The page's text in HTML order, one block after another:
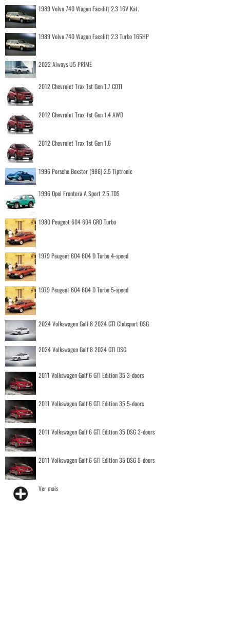
1989 Volvo 740 Wagon Facelift 2.3 16V Kat.
1989 Volvo 740 Wagon Facelift 2.3 Turbo 165HP
2022 Aiways U5 PRIME
2012 Chevrolet Trax 1st Gen 1.7 CDTI
2012 Chevrolet Trax 1st Gen 1.4 AWD
2012 Chevrolet Trax 1st Gen 1.6
1996 Porsche Boxster (986) 2.5 Tiptronic
1996 Opel Frontera A Sport 2.5 TDS
1980 Peugeot 604 604 GRD Turbo
1979 Peugeot 604 604 D Turbo 4-speed
1979 Peugeot 604 604 D Turbo 5-speed
2024 Volkswagen Golf 8 2024 GTI Clubsport DSG
2024 Volkswagen Golf 8 2024 GTI DSG
2011 Volkswagen Golf 6 GTI Edition 35 3-doors
2011 Volkswagen Golf 6 GTI Edition 35 5-doors
2011 Volkswagen Golf 6 GTI Edition 35 DSG 3-doors
2011 Volkswagen Golf 6 GTI Edition 35 DSG 5-doors
Ver mais